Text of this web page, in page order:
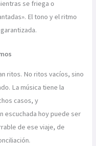
se friega o
El tono y el ritmo
ritos. No ritos vacíos, sino
La música tiene la
casos, y
escuchada hoy puede ser
de ese viaje, de